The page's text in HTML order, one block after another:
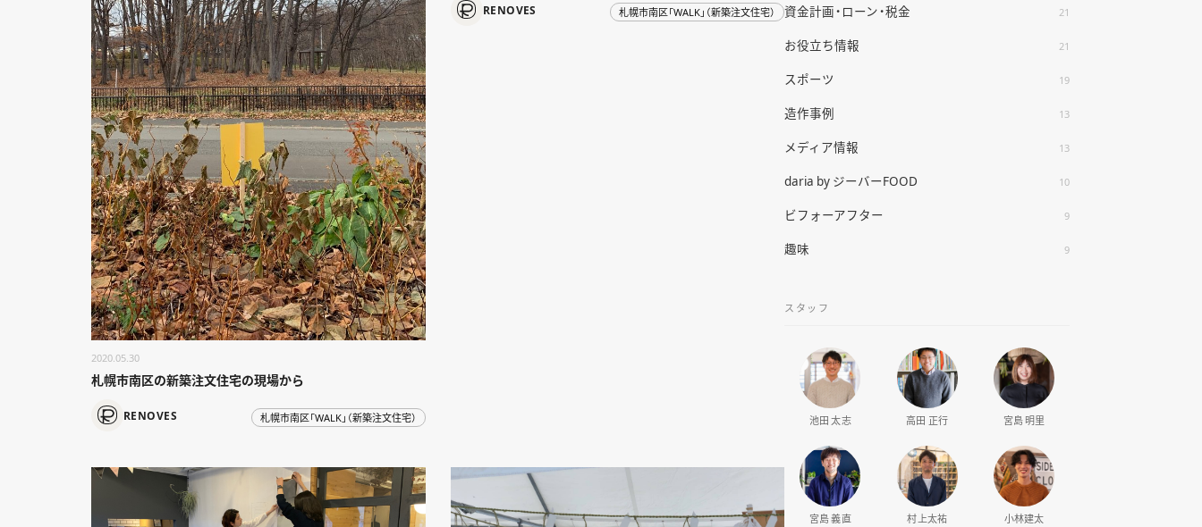
2020.05.30
札幌市南区の新築注文住宅の現場から
RENOVES 札幌市南区「WALK」（新築注文住宅）
RENOVES 札幌市南区「WALK」（新築注文住宅） 資金計画・ローン・税金 21
お役立ち情報 21
スポーツ 19
造作事例 13
メディア情報 13
daria by ジーバーFOOD 10
ビフォーアフター 9
趣味 9
スタッフ
池田 太志 高田 正行 宮島 明里
宮島 義直 村上太祐 小林建太